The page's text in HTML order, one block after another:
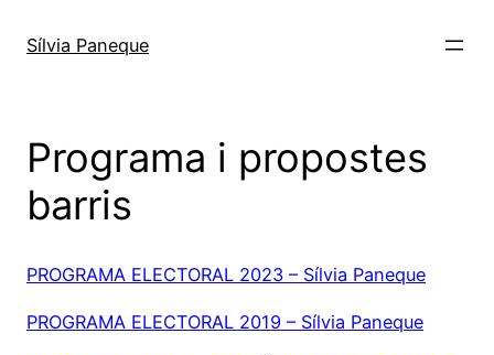
Sílvia Paneque
Programa i propostes
barris
PROGRAMA ELECTORAL 2023 – Sílvia Paneque
PROGRAMA ELECTORAL 2019 – Sílvia Paneque